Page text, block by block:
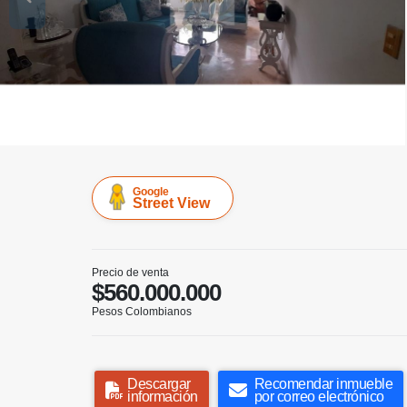
Google
Street View
Precio de venta
$560.000.000
Pesos Colombianos
Descargar
información
Recomendar inmueble
por correo electrónico